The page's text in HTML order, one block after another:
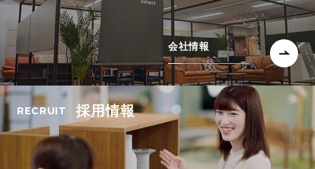
会社情報
採用情報